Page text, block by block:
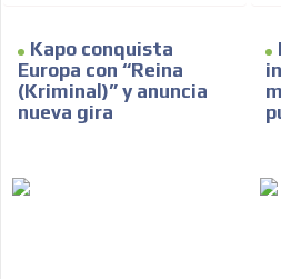
Kapo conquista
Europa con “Reina
(Kriminal)” y anuncia
nueva gira